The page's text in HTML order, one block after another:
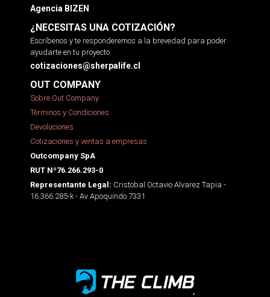
Agencia BIZEN
¿NECESITAS UNA COTIZACIÓN?
Escríbenos y te responderemos a la brevedad para poder
ayudarte en tu proyecto.
cotizaciones@sherpalife.cl
OUT COMPANY
Sobre Out Company
Términos y Condiciones
Devoluciones
Cotizaciones y ventas a empresas
Outcompany SpA
RUT Nº76.266.293-0
Representante Legal: Cristobal Octavio Alvarez Tapia -
16.366.285-k - Av Apoquindo 7331